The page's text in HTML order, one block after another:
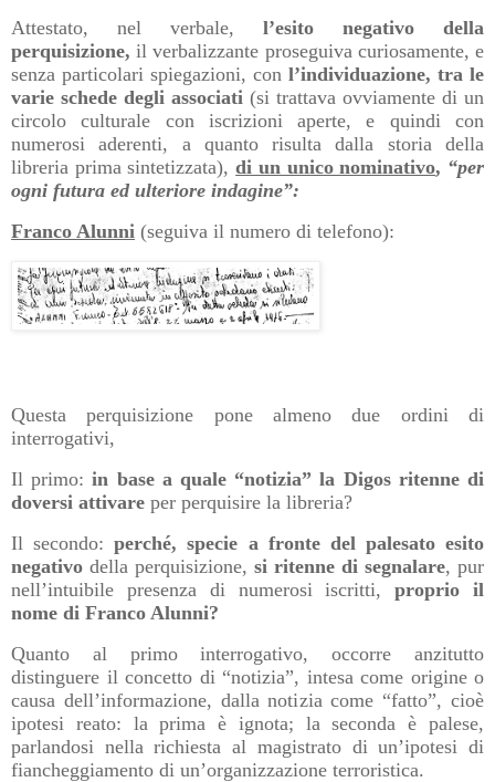
Attestato, nel verbale, l’esito negativo della
perquisizione, il verbalizzante proseguiva curiosamente, e
senza particolari spiegazioni, con l’individuazione, tra le
varie schede degli associati (si trattava ovviamente di un
circolo culturale con iscrizioni aperte, e quindi con
numerosi aderenti, a quanto risulta dalla storia della
libreria prima sintetizzata),di un unico nominativo, “per
ogni futura ed ulteriore indagine”:
Franco Alunni (seguiva il numero di telefono):
Questa perquisizione pone almeno due ordini di
interrogativi,
Il primo:in base a quale “notizia” la Digos ritenne di
doversi attivare per perquisire la libreria?
Il secondo:perché, specie a fronte del palesato esito
negativo della perquisizione, si ritenne di segnalare, pur
nell’intuibile presenza di numerosi iscritti,proprio il
nome di Franco Alunni?
Quanto al primo interrogativo, occorre anzitutto
distinguere il concetto di “notizia”, intesa come origine o
causa dell’informazione, dalla notizia come “fatto”, cioè
ipotesi reato: la prima è ignota; la seconda è palese,
parlandosi nella richiesta al magistrato di un’ipotesi di
fiancheggiamento di un’organizzazione terroristica.